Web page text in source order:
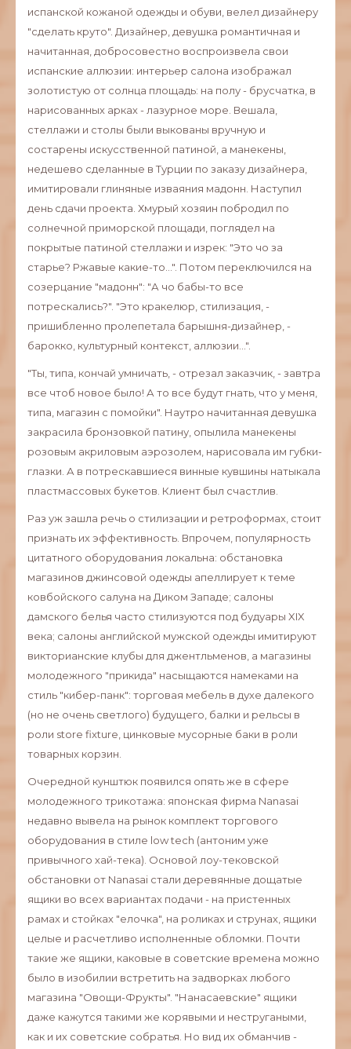
испанской кожаной одежды и обуви, велел дизайнеру
"сделать круто". Дизайнер, девушка романтичная и
начитанная, добросовестно воспроизвела свои
испанские аллюзии: интерьер салона изображал
золотистую от солнца площадь: на полу - брусчатка, в
нарисованных арках - лазурное море. Вешала,
стеллажи и столы были выкованы вручную и
состарены искусственной патиной, а манекены,
недешево сделанные в Турции по заказу дизайнера,
имитировали глиняные изваяния мадонн. Наступил
день сдачи проекта. Хмурый хозяин побродил по
солнечной приморской площади, поглядел на
покрытые патиной стеллажи и изрек: "Это чо за
старье? Ржавые какие-то...". Потом переключился на
созерцание "мадонн": "А чо бабы-то все
потрескались?". "Это кракелюр, стилизация, -
пришибленно пролепетала барышня-дизайнер, -
барокко, культурный контекст, аллюзии...".
"Ты, типа, кончай умничать, - отрезал заказчик, - завтра
все чтоб новое было! А то все будут гнать, что у меня,
типа, магазин с помойки". Наутро начитанная девушка
закрасила бронзовкой патину, опылила манекены
розовым акриловым аэрозолем, нарисовала им губки-
глазки. А в потрескавшиеся винные кувшины натыкала
пластмассовых букетов. Клиент был счастлив.
Раз уж зашла речь о стилизации и ретроформах, стоит
признать их эффективность. Впрочем, популярность
цитатного оборудования локальна: обстановка
магазинов джинсовой одежды апеллирует к теме
ковбойского салуна на Диком Западе; салоны
дамского белья часто стилизуются под будуары XIX
века; салоны английской мужской одежды имитируют
викторианские клубы для джентльменов, а магазины
молодежного "прикида" насыщаются намеками на
стиль "кибер-панк": торговая мебель в духе далекого
(но не очень светлого) будущего, балки и рельсы в
роли store fixture, цинковые мусорные баки в роли
товарных корзин.
Очередной кунштюк появился опять же в сфере
молодежного трикотажа: японская фирма Nanasai
недавно вывела на рынок комплект торгового
оборудования в стиле low tech (антоним уже
привычного хай-тека). Основой лоу-тековской
обстановки от Nanasai стали деревянные дощатые
ящики во всех вариантах подачи - на пристенных
рамах и стойках "елочка", на роликах и струнах, ящики
целые и расчетливо исполненные обломки. Почти
такие же ящики, каковые в советские времена можно
было в изобилии встретить на задворках любого
магазина "Овощи-Фрукты". "Нанасаевские" ящики
даже кажутся такими же корявыми и нестругаными,
как и их советские собратья. Но вид их обманчив -